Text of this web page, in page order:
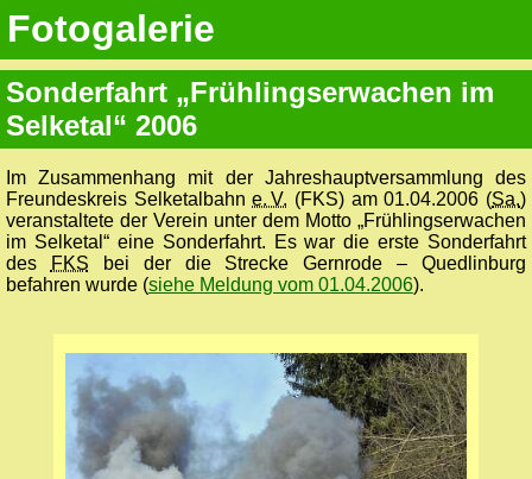
Fotogalerie
Sonderfahrt „Frühlingserwachen im
Selketal“ 2006
Im Zusammenhang mit der Jahreshauptversammlung des
Freundeskreis Selketalbahne. V. (FKS) am 01.04.2006 (Sa.)
veranstaltete der Verein unter dem Motto „Frühlingserwachen
im Selketal“ eine Sonderfahrt. Es war die erste Sonderfahrt
des
FKS bei der die Strecke Gernrode – Quedlinburg
befahren wurde (siehe Meldung vom 01.04.2006).